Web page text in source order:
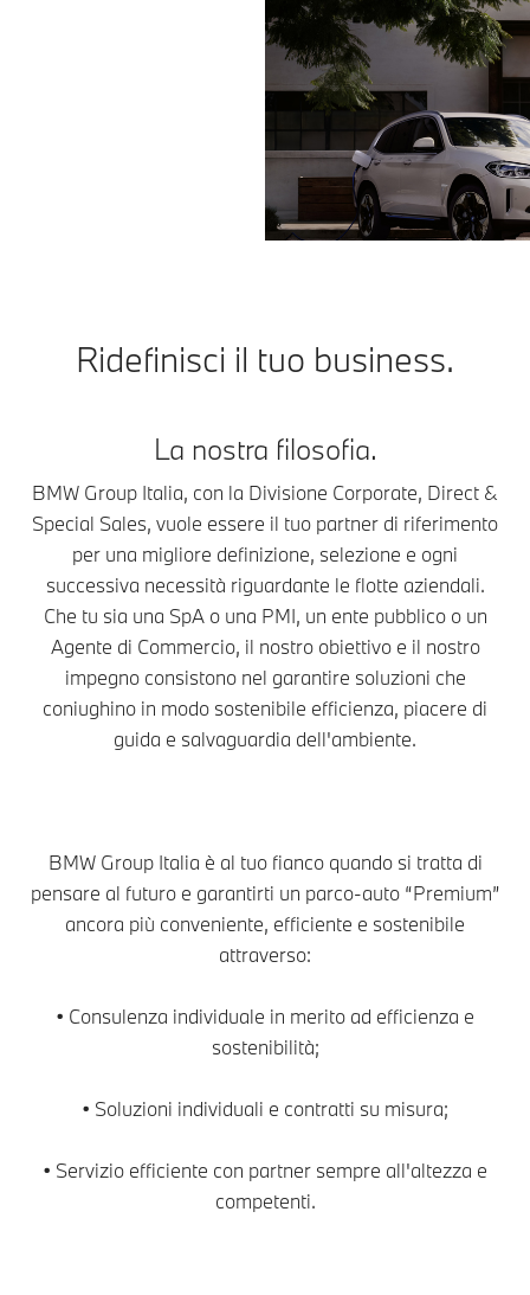
Ridefinisci il tuo business.
La nostra filosofia.
BMW Group Italia, con la Divisione Corporate, Direct &
Special Sales, vuole essere il tuo partner di riferimento
per una migliore definizione, selezione e ogni
successiva necessità riguardante le flotte aziendali.
Che tu sia una SpA o una PMI, un ente pubblico o un
Agente di Commercio, il nostro obiettivo e il nostro
impegno consistono nel garantire soluzioni che
coniughino in modo sostenibile efficienza, piacere di
guida e salvaguardia dell'ambiente.
BMW Group Italia è al tuo fianco quando si tratta di
pensare al futuro e garantirti un parco-auto “Premium”
ancora più conveniente, efficiente e sostenibile
attraverso:
• Consulenza individuale in merito ad efficienza e
sostenibilità;
• Soluzioni individuali e contratti su misura;
• Servizio efficiente con partner sempre all'altezza e
competenti.